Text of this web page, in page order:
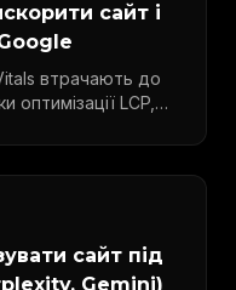
сайт і
втрачають до
оптимізації LCP,
сайт під
Gemini)